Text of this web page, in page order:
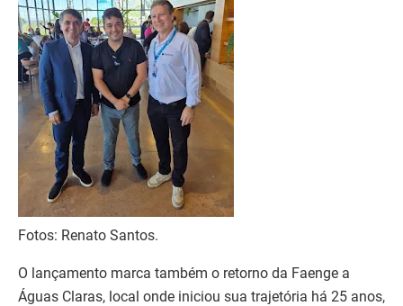
Fotos: Renato Santos.
O lançamento marca também o retorno da Faenge a
Águas Claras, local onde iniciou sua trajetória há 25 anos,